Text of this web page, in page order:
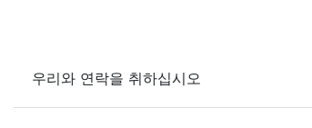
우리와 연락을 취하십시오